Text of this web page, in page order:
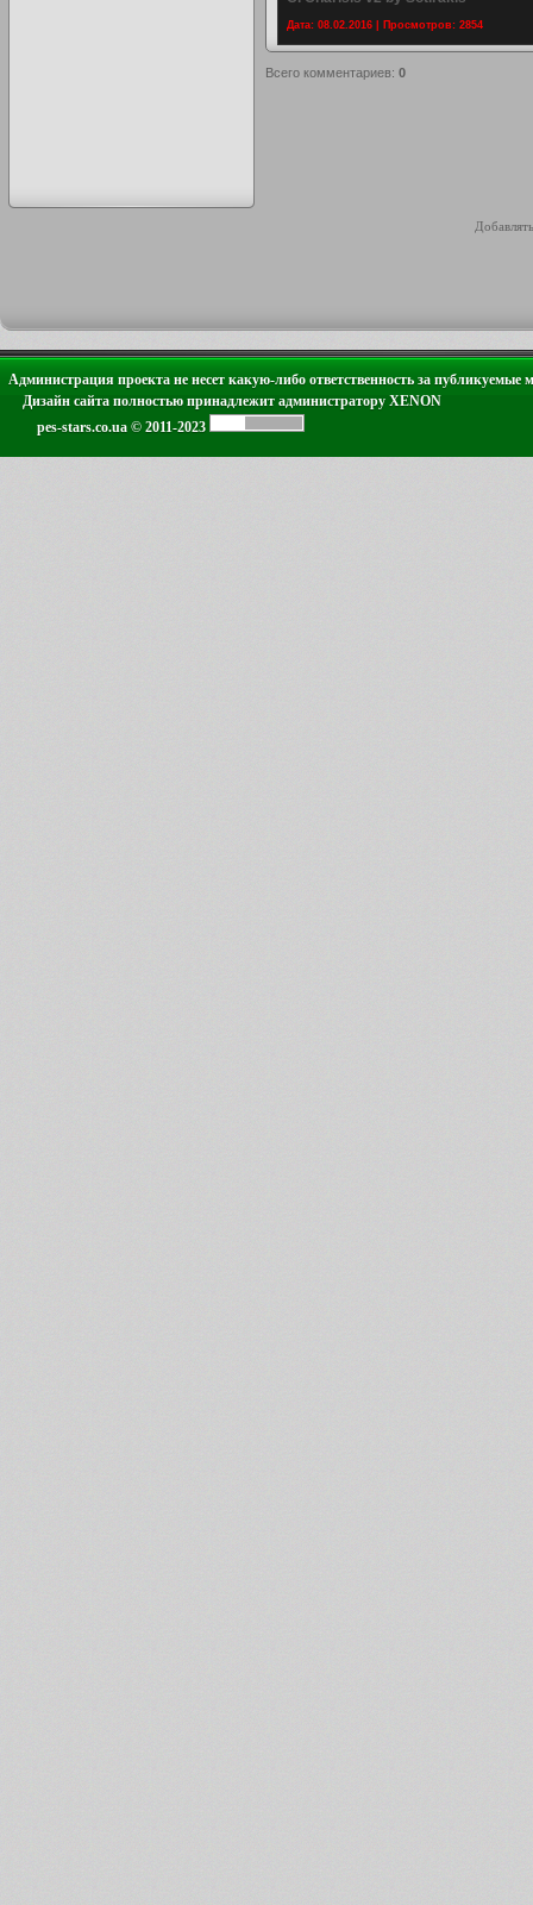
Дата: 08.02.2016 | Просмотров: 2854
Всего комментариев: 0
Администрация проекта не несет какую-либо ответственность за публикуемые
Дизайн сайта полностью принадлежит администратору XENON
pes-stars.co.ua © 2011-2023